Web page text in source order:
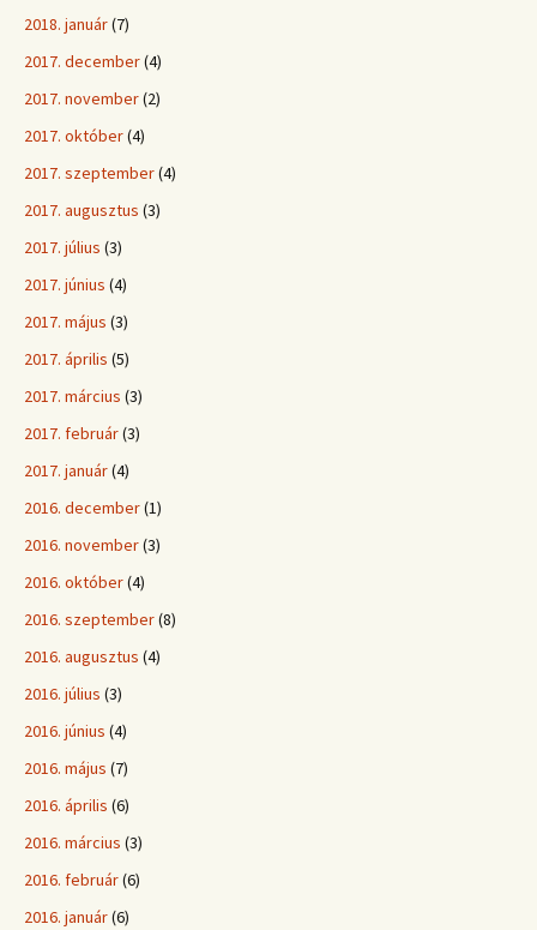
2018. január(7)
2017. december(4)
2017. november(2)
2017. október(4)
2017. szeptember(4)
2017. augusztus (3)
2017. július (3)
2017. június (4)
2017. május (3)
2017. április (5)
2017. március (3)
2017. február(3)
2017. január(4)
2016. december(1)
2016. november(3)
2016. október(4)
2016. szeptember(8)
2016. augusztus (4)
2016. július (3)
2016. június (4)
2016. május (7)
2016. április (6)
2016. március (3)
2016. február(6)
2016. január(6)